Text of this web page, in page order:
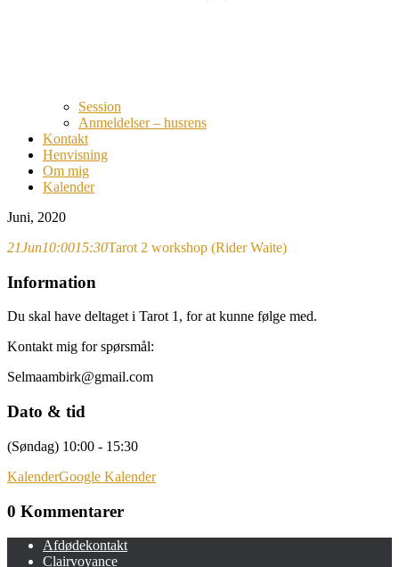
Session
Anmeldelser – husrens
Kontakt
Henvisning
Om mig
Kalender
Juni, 2020
21Jun10:0015:30Tarot 2 workshop (Rider Waite)
Information
Du skal have deltaget i Tarot 1, for at kunne følge med.
Kontakt mig for spørsmål:
Selmaambirk@gmail.com
Dato & tid
(Søndag) 10:00 - 15:30
KalenderGoogle Kalender
0 Kommentarer
Afdødekontakt
Clairvoyance